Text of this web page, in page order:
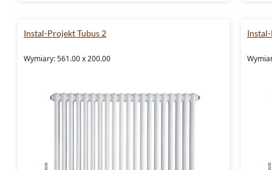
Instal-Projekt Tubus 2
Wymiary: 561.00 x 200.00